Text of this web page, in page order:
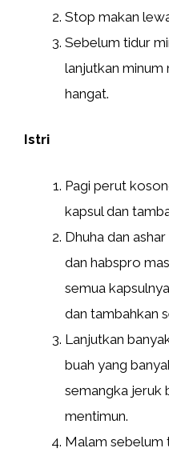
Stop makan
Sebelum tidur
lanjutkan minum
hangat.
Istri
Pagi perut
kapsul dan
Dhuha dan
dan habspro
semua
dan tambahkan
Lanjutkan
buah yang
semangka jeruk
mentimun.
Malam sebelum